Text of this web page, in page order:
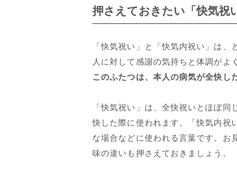
押さえておきたい「快気祝
「快気祝い」と「快気内祝い」は
人に対して感謝の気持ちと体調がよ
このふたつは、本人の病気が全快し
「快気祝い」は、全快祝いとほぼ
快した際に使われます。「快気内祝
な場合などに使われる言葉です。お
味の違いも押さえておきましょう。